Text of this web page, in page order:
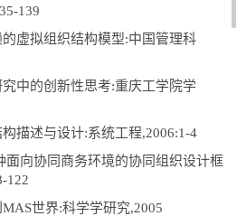
139
虚拟组织结构模型:中国管理科
中的创新性思考:重庆工学院学
描述与设计:系统工程,2006:1-4
面向协同商务环境的协同组织设计框
122
世界:科学学研究,2005